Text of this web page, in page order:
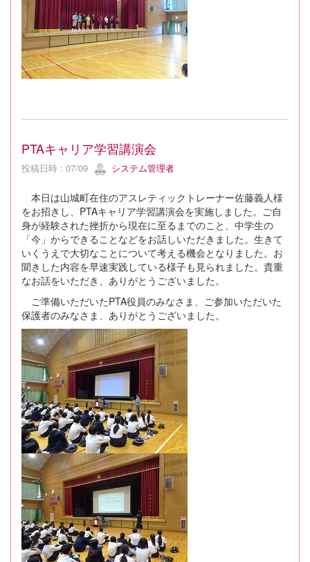
PTAキャリア学習講演会
投稿日時 : 07/09 システム管理者
本日は山城町在住のアスレティックトレーナー佐藤義人様
をお招きし、PTAキャリア学習講演会を実施しました。ご自
身が経験された挫折から現在に至るまでのこと、中学生の
「今」からできることなどをお話しいただきました。生きて
いくうえで大切なことについて考える機会となりました。お
聞きした内容を早速実践している様子も見られました。貴重
なお話をいただき、ありがとうございました。
ご準備いただいたPTA役員のみなさま、ご参加いただいた
保護者のみなさま、ありがとうございました。